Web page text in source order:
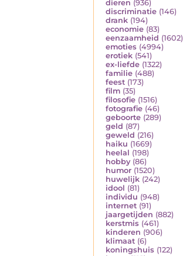
dieren (936)
discriminatie (146)
drank (194)
economie (83)
eenzaamheid (1602)
emoties (4994)
erotiek (541)
ex-liefde (1322)
familie (488)
feest (173)
film (35)
filosofie (1516)
fotografie (46)
geboorte (289)
geld (87)
geweld (216)
haiku (1669)
heelal (198)
hobby (86)
humor (1520)
huwelijk (242)
idool (81)
individu (948)
internet (91)
jaargetijden (882)
kerstmis (461)
kinderen (906)
klimaat (6)
koningshuis (122)